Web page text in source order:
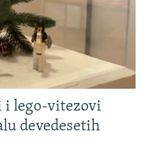
i lego-vitezovi
devedesetih